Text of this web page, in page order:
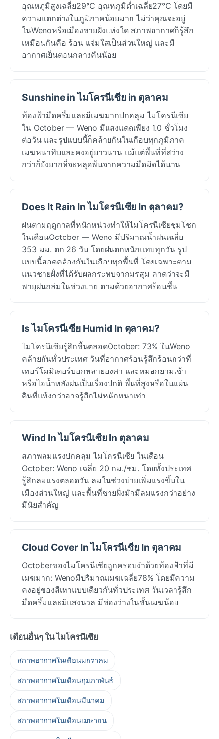
อุณหภูมิสูงเฉลี่ย29°C อุณหภูมิต่ำเฉลี่ย27°C โดยมี
ความแตกต่างในภูมิภาคน้อยมาก ไม่ว่าคุณจะอยู่
ในWenoหรือเมืองชายฝั่งแห่งใด สภาพอากาศก็รู้สึก
เหมือนกันคือ ร้อน แจ่มใสเป็นส่วนใหญ่ และมี
อากาศเย็นตอนกลางคืนน้อย
Sunshine in ไมโครนีเซีย in ตุลาคม
ท้องฟ้ามืดครึ้มและมีเมฆมากปกคลุม ไมโครนีเซีย
ใน October — Weno มีแสงแดดเพียง 1.0 ชั่วโมง
ต่อวัน และรูปแบบนี้ก็คล้ายกันในเกือบทุกภูมิภาค
เมฆหนาทึบและคงอยู่ยาวนาน แม้แต่พื้นที่ที่สว่าง
กว่าก็ยังยากที่จะหลุดพ้นจากความมืดมิดได้นาน
Does It Rain In ไมโครนีเซีย In ตุลาคม?
ฝนตามฤดูกาลที่หนักหน่วงทำให้ไมโครนีเซียชุ่มโชก
ในเดือนOctober — Weno มีปริมาณน้ำฝนเฉลี่ย
353 มม. ตก 26 วัน โดยฝนตกหนักแทบทุกวัน รูป
แบบนี้สอดคล้องกันในเกือบทุกพื้นที่ โดยเฉพาะตาม
แนวชายฝั่งที่ได้รับผลกระทบจากมรสุม คาดว่าจะมี
พายุฝนถล่มในช่วงบ่าย ตามด้วยอากาศร้อนชื้น
Is ไมโครนีเซีย Humid In ตุลาคม?
ไมโครนีเซียรู้สึกชื้นตลอดOctober: 73% ในWeno
คล้ายกันทั่วประเทศ วันที่อากาศร้อนรู้สึกร้อนกว่าที่
เทอร์โมมิเตอร์บอกหลายองศา และหมอกยามเช้า
หรือไอน้ำหลังฝนเป็นเรื่องปกติ พื้นที่สูงหรือในแผ่น
ดินที่แห้งกว่าอาจรู้สึกไม่หนักหนาเท่า
Wind In ไมโครนีเซีย In ตุลาคม
สภาพลมแรงปกคลุม ไมโครนีเซีย ในเดือน
October: Weno เฉลี่ย 20 กม./ชม. โดยทั้งประเทศ
รู้สึกลมแรงตลอดวัน ลมในช่วงบ่ายเพิ่มแรงขึ้นใน
เมืองส่วนใหญ่ และพื้นที่ชายฝั่งมักมีลมแรงกว่าอย่าง
มีนัยสำคัญ
Cloud Cover In ไมโครนีเซีย In ตุลาคม
Octoberของไมโครนีเซียถูกครอบงำด้วยท้องฟ้าที่มี
เมฆมาก: Wenoมีปริมาณเมฆเฉลี่ย78% โดยมีความ
คงอยู่ของสีเทาแบบเดียวกันทั่วประเทศ วันเวลารู้สึก
มืดครึ้มและมีแสงนวล มีช่องว่างในชั้นเมฆน้อย
เดือนอื่นๆ ใน ไมโครนีเซีย
สภาพอากาศในเดือนมกราคม
สภาพอากาศในเดือนกุมภาพันธ์
สภาพอากาศในเดือนมีนาคม
สภาพอากาศในเดือนเมษายน